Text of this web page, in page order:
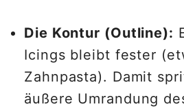
Die Kontur (Outline):
Icings bleibt fester
Zahnpasta). Damit
äußere Umrandung